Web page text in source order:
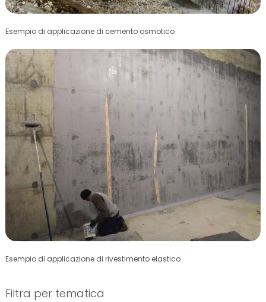
Esempio di applicazione di cemento osmotico
Esempio di applicazione di rivestimento elastico
Filtra per tematica